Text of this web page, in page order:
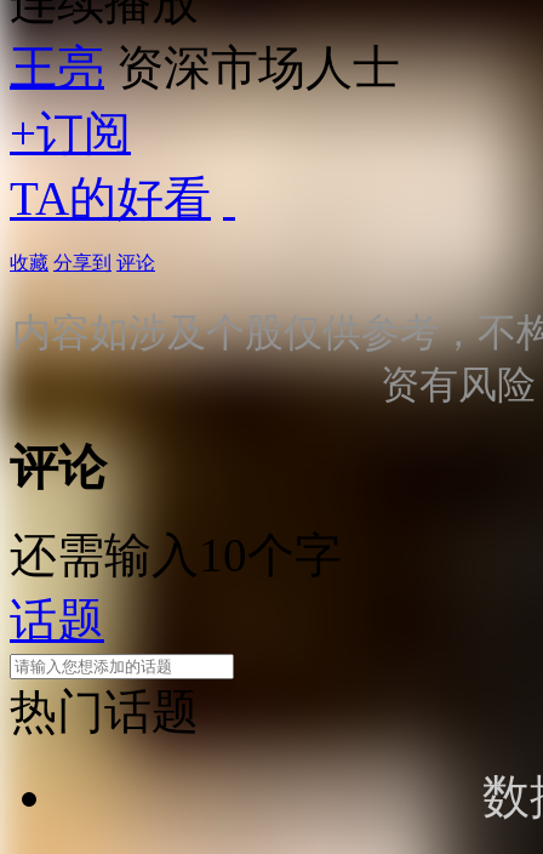
王亮 资深市场人士
+订阅
TA的好看
收藏 分享到 评论
内容如涉及个股仅供参考，不
资有风
评论
还需输入10个字
话题
热门话题
数